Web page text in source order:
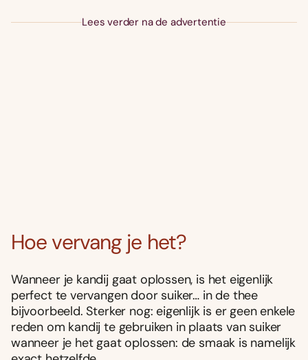
Lees verder na de advertentie
Hoe vervang je het?
Wanneer je kandij gaat oplossen, is het eigenlijk
perfect te vervangen door suiker… in de thee
bijvoorbeeld. Sterker nog: eigenlijk is er geen enkele
reden om kandij te gebruiken in plaats van suiker
wanneer je het gaat oplossen: de smaak is namelijk